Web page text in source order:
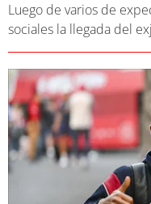
Luego de varios de
sociales la llegada del